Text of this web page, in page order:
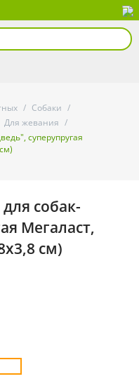
/ Собаки /
Для жевания /
суперупругая
собак-
Мегаласт,
см)